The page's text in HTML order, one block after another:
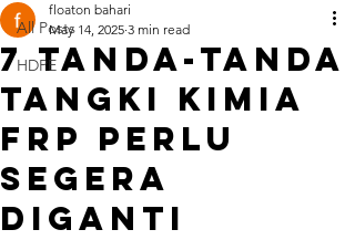
All Posts
HDPE
7 Tanda-Tanda
Tangki Kimia
FRP Perlu
Segera
Diganti
floaton bahari
May 14, 2025 3 min read